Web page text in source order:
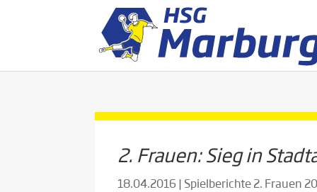
2. Frauen: Sieg in
18.04.2016 | Spielberichte 2. Frauen